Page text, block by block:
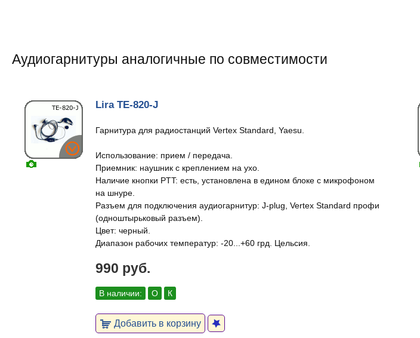
Аудиогарнитуры аналогичные по совместимости
Lira TE-820-J
Гарнитура для радиостанций Vertex Standard, Yaesu.
Использование: прием / передача.
Приемник: наушник с креплением на ухо.
Наличие кнопки PTT: есть, установлена в едином блоке с микрофоном
на шнуре.
Разъем для подключения аудиогарнитур: J-plug, Vertex Standard профи
(одноштырьковый разъем).
Цвет: черный.
Диапазон рабочих температур: -20...+60 грд. Цельсия.
990 руб.
В наличии: О К
Добавить в корзину